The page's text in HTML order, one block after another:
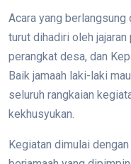
Acara yang
turut dihadiri oleh jajaran
perangkat desa, dan
Baik jamaah laki-laki
seluruh rangkaian
kekhusyukan.
Kegiatan dimulai